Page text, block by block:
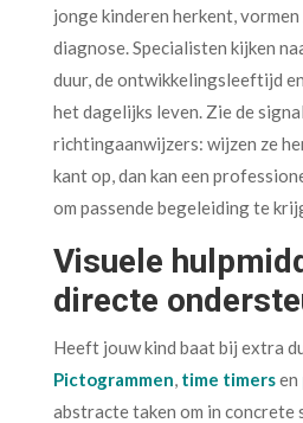
jonge kinderen herkent, vormen
diagnose. Specialisten kijken
duur, de ontwikkelingsleeftijd
het dagelijks leven. Zie de
richtingaanwijzers: wijzen ze
kant op, dan kan een
om passende begeleiding te
Visuele
directe
Heeft jouw kind baat bij extra
Pictogrammen time timersen
abstracte taken om in concrete